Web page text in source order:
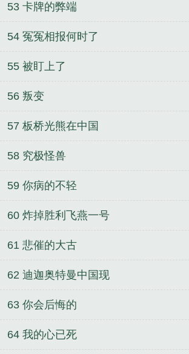
53 卡牌的弊端
54 冤冤相报何时了
55 被盯上了
56 叛变
57 板桥光熊在中国
58 究极怪兽
59 你病的不轻
60 炸掉胜利飞燕一号
61 悲催的大古
62 迪迦奥特曼中国现
63 你会后悔的
64 我的心已死